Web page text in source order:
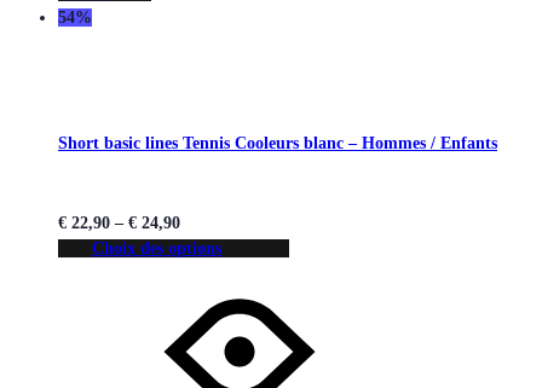
54%
Short basic lines Tennis Cooleurs blanc – Hommes / Enfants
€ 22,90 – € 24,90
Choix des options